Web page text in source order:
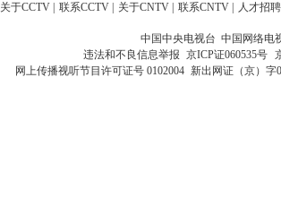
关于CCTV 联系CCTV 关于CNTV 联系CNTV 人才招聘
中国中央电视台 中国网络电
违法和不良信息举报 京ICP证060535号
网上传播视听节目许可证号 0102004 新出网证（京）